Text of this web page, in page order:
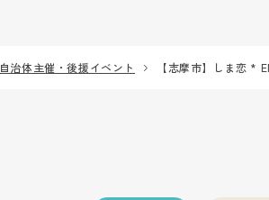
自治体主催・後援イベント 【志摩市】しま恋 *